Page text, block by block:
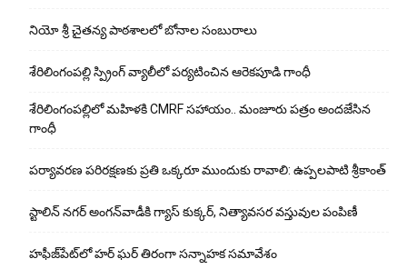
నియో శ్రీ చైతన్య పాఠశాలలో బోనాల సంబురాలు
శేరిలింగంపల్లి స్ప్రింగ్ వ్యాలీలో పర్యటించిన ఆరెకపూడి గాంధీ
శేరిలింగంపల్లిలో మ‌హిళ‌కి CMRF స‌హాయం.. మంజూరు పత్రం అందజేసిన
గాంధీ
పర్యావరణ పరిరక్షణకు ప్రతి ఒక్కరూ ముందుకు రావాలి: ఉప్పలపాటి శ్రీకాంత్
స్టాలిన్ నగర్ అంగన్‌వాడీకి గ్యాస్ కుక్కర్, నిత్యావసర వస్తువుల పంపిణీ
హఫీజ్‌పేట్‌లో హర్ ఘర్ తిరంగా సన్నాహక సమావేశం